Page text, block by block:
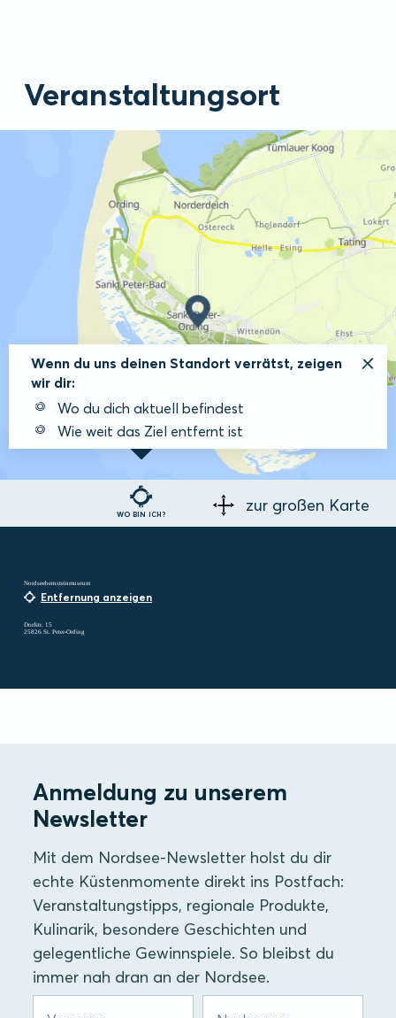
Veranstaltungsort
WO BIN ICH?
Wenn du uns deinen Standort verrätst, zeigen
wir dir:
Wo du dich aktuell befindest
Wie weit das Ziel entfernt ist
zur großen Karte
Nordseebernsteinmuseum
Entfernung anzeigen
Dorfstr. 15
25826 St. Peter-Ording
Anmeldung zu unserem
Newsletter
Mit dem Nordsee-Newsletter holst du dir
echte Küstenmomente direkt ins Postfach:
Veranstaltungstipps, regionale Produkte,
Kulinarik, besondere Geschichten und
gelegentliche Gewinnspiele. So bleibst du
immer nah dran an der Nordsee.